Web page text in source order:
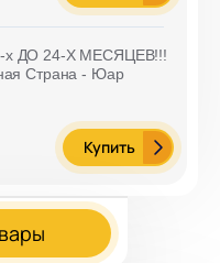
х ДО 24-Х МЕСЯЦЕВ!!!
Страна - Юар
Купить